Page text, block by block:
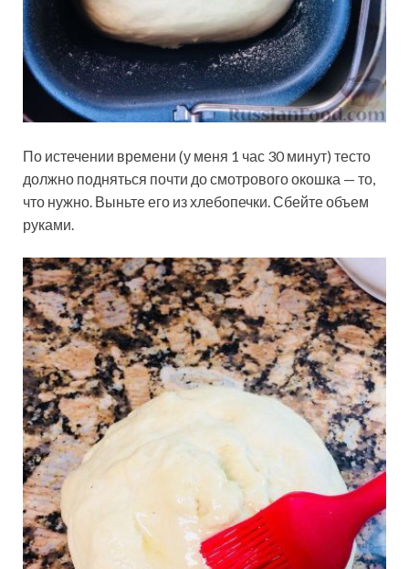
По истечении времени (у меня 1 час 30 минут) тесто
должно подняться почти до смотрового окошка — то,
что нужно. Выньте его из хлебопечки. Сбейте объем
руками.